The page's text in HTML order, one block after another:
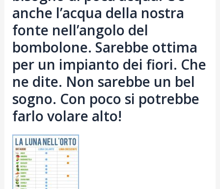
anche l’acqua della nostra
fonte nell’angolo del
bombolone. Sarebbe ottima
per un impianto dei fiori. Che
ne dite. Non sarebbe un bel
sogno. Con poco si potrebbe
farlo volare alto!